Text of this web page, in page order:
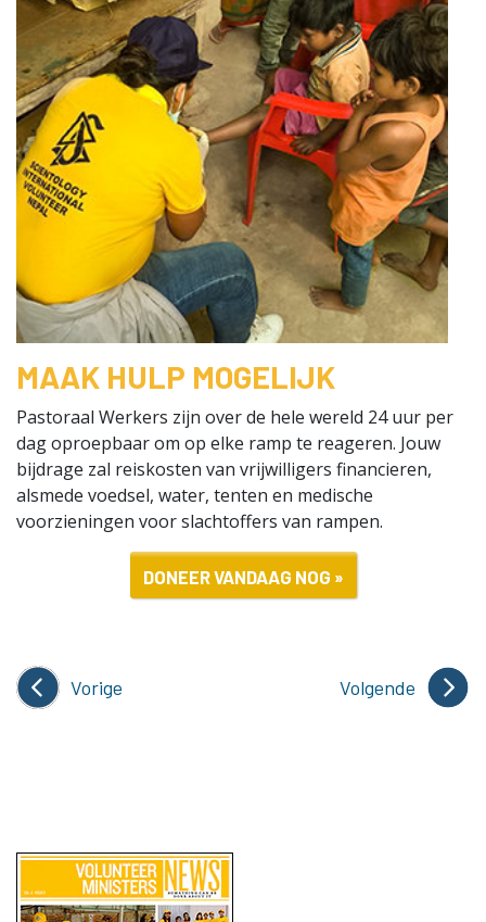
MAAK HULP MOGELIJK
Pastoraal Werkers zijn over de hele wereld 24 uur per
dag oproepbaar om op elke ramp te reageren. Jouw
bijdrage zal reiskosten van vrijwilligers financieren,
alsmede voedsel, water, tenten en medische
voorzieningen voor slachtoffers van rampen.
DONEER VANDAAG NOG »
Vorige Volgende